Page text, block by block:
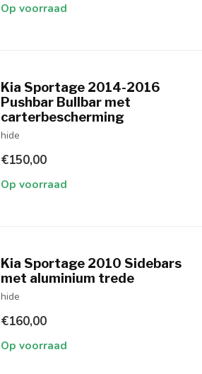
Op voorraad
Kia Sportage 2014-2016
Pushbar Bullbar met
carterbescherming
hide
€150,00
Op voorraad
Kia Sportage 2010 Sidebars
met aluminium trede
hide
€160,00
Op voorraad